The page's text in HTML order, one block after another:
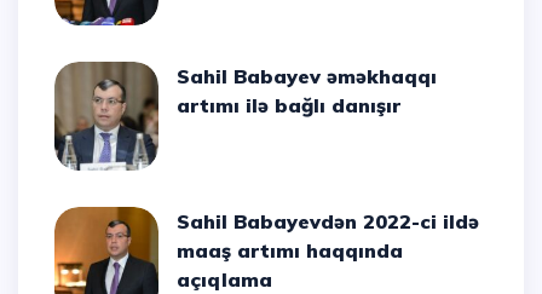
Sahil Babayev əməkhaqqı
artımı ilə bağlı danışır
Sahil Babayevdən 2022-ci ildə
maaş artımı haqqında
açıqlama